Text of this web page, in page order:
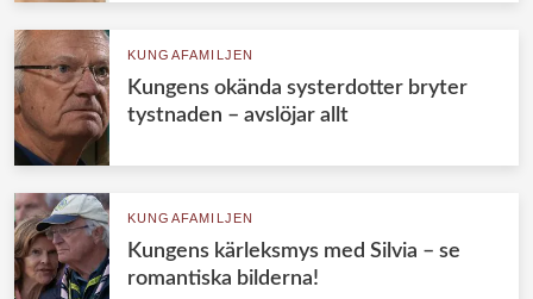
KUNGAFAMILJEN
Kungens okända systerdotter bryter
tystnaden – avslöjar allt
KUNGAFAMILJEN
Kungens kärleksmys med Silvia – se
romantiska bilderna!